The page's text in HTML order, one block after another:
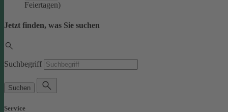
Feiertagen)
Jetzt finden, was Sie suchen
Suchbegriff
Suchen
Service